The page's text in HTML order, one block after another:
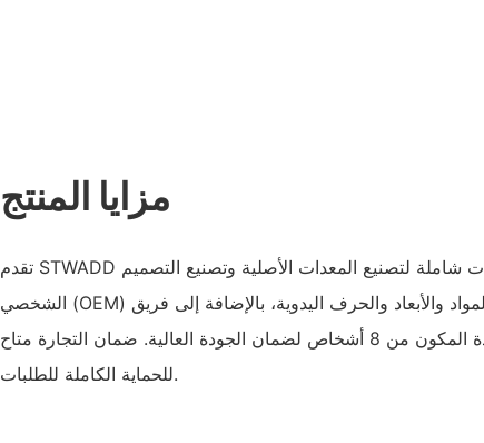
مزايا المنتج
تقدم STWADD خدمات شاملة لتصنيع المعدات الأصلية وتصنيع التصميم
الشخصي (OEM) وتخصيص المواد والأبعاد والحرف اليدوية، بالإضافة إلى فريق
مراقبة الجودة المكون من 8 أشخاص لضمان الجودة العالية. ضمان التجارة متاح
للحماية الكاملة للطلبات.